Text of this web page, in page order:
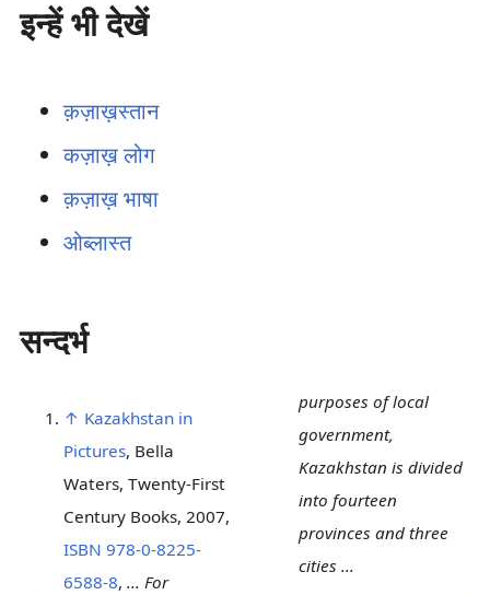
इन्हें भी देखें
क़ज़ाख़स्तान
कज़ाख़ लोग
क़ज़ाख़ भाषा
ओब्लास्त
सन्दर्भ
↑ Kazakhstan in
Pictures, Bella
Waters, Twenty-First
Century Books, 2007,
ISBN 978-0-8225-
6588-8, ... For
purposes of local
government,
Kazakhstan is divided
into fourteen
provinces and three
cities ...